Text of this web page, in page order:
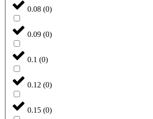
0.08 (0)
0.09 (0)
0.1 (0)
0.12 (0)
0.15 (0)